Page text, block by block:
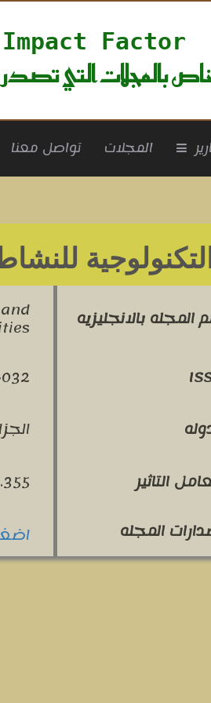
Factor
بالمجلات التي تصدر
تواصل معنا المجلات
المجله بالانجليزيه
التاثير
المجله